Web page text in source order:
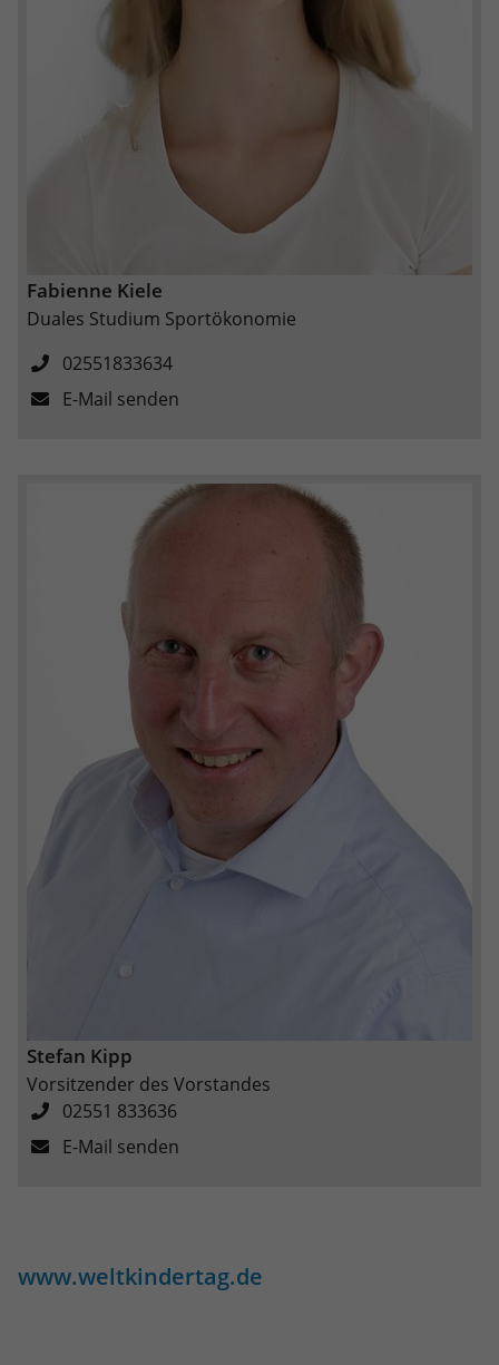
Fabienne Kiele
Duales Studium Sportökonomie
02551833634
E-Mail senden
Stefan Kipp
Vorsitzender des Vorstandes
02551 833636
E-Mail senden
www.weltkindertag.de
eines Analyseberichts darüber, wie es
der Website geht. Die erhobenen Daten
umfassen die Anzahl der Besucher, die
Quelle, aus der sie stammen, und die
_ga_EPTJMYPSV8
Google LLC
Laufzeit
Zweck
Wird verwendet, um den Sitzungsstatus